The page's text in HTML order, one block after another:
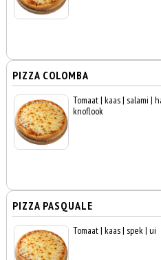
PIZZA COLOMBA
Tomaat | kaas | salami |
knoflook
PIZZA PASQUALE
Tomaat | kaas | spek | ui